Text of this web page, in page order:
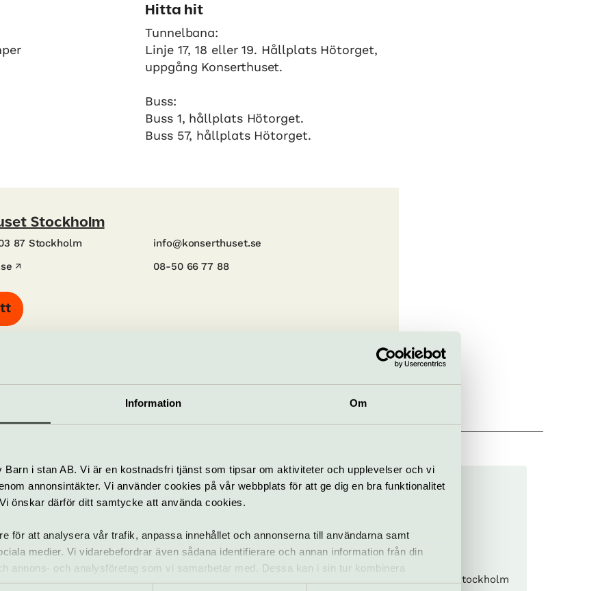
Information Om
Barn i stan AB. Vi är en kostnadsfri tjänst som tipsar om aktiviteter och upplevelser och vi
annonsintäkter. Vi använder cookies på vår webbplats för att ge dig en bra funktionalitet
önskar därför ditt samtycke att använda cookies.
för att analysera vår trafik, anpassa innehållet och annonserna till användarna samt
medier. Vi vidarebefordrar även sådana identifierare och annan information från din
annons- och analysföretag som vi samarbetar med. Dessa kan i sin tur kombinera
som du har tillhandahållit eller som de har samlat in när du har använt deras tjänster.
Hitta hit
Tunnelbana:
Linje 17, 18 eller 19. Hållplats Hötorget,
uppgång Konserthuset.
Buss:
Buss 1, hållplats Hötorget.
Buss 57, hållplats Hötorget.
Stockholm
87 Stockholm
info@konserthuset.se
08-50 66 77 88
händer – Konserthuset Stockholm
Tillfällig
Utställning –
Konserthuset 100
26 jun–10 aug Gratis
Nobel tour
Konserthuset Stockholm